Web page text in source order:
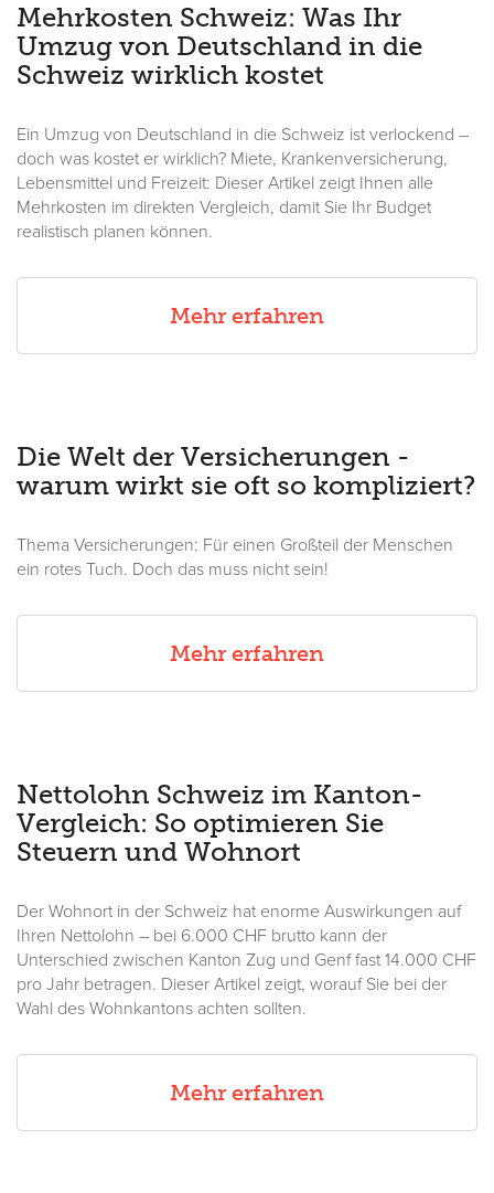
Mehrkosten Schweiz: Was Ihr
Umzug von Deutschland in die
Schweiz wirklich kostet
Ein Umzug von Deutschland in die Schweiz ist verlockend –
doch was kostet er wirklich? Miete, Krankenversicherung,
Lebensmittel und Freizeit: Dieser Artikel zeigt Ihnen alle
Mehrkosten im direkten Vergleich, damit Sie Ihr Budget
realistisch planen können.
Mehr erfahren
Die Welt der Versicherungen -
warum wirkt sie oft so kompliziert?
Thema Versicherungen: Für einen Großteil der Menschen
ein rotes Tuch. Doch das muss nicht sein!
Mehr erfahren
Nettolohn Schweiz im Kanton-
Vergleich: So optimieren Sie
Steuern und Wohnort
Der Wohnort in der Schweiz hat enorme Auswirkungen auf
Ihren Nettolohn – bei 6.000 CHF brutto kann der
Unterschied zwischen Kanton Zug und Genf fast 14.000 CHF
pro Jahr betragen. Dieser Artikel zeigt, worauf Sie bei der
Wahl des Wohnkantons achten sollten.
Mehr erfahren